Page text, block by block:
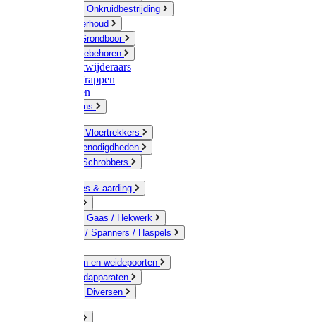
Schoffels / Onkruidbestrijding
Gazononderhoud
Hamers / Grondboor
Sledes / toebehoren
Onkruidverwijderaars
Ladders / Trappen
Werkbanken
Betonmolens
Bezems & Vloertrekkers
Schildersbenodigdheden
Borstels / Schrobbers
Accessoires & aarding
Geleiders / Gaas / Hekwerk
Verbinders / Spanners / Haspels
Doorgangen en weidepoorten
Schrikdraadapparaten
Afrastering Diversen